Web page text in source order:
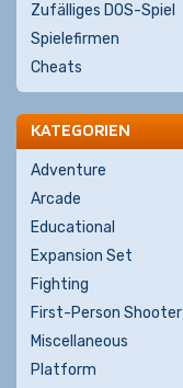
Zufälliges DOS-Spiel
Spielefirmen
Cheats
KATEGORIEN
Adventure
Arcade
Educational
Expansion Set
Fighting
First-Person Shooter
Miscellaneous
Platform